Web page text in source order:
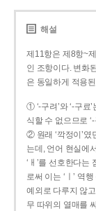
해설
제11항은 제8항~
인 조항이다. 변화
은 동일하게 적용
① ‘-구려’와 ‘-구료
식할 수 없으므로
② 원래 ‘깍정이’였
는데, 언어 현실에
‘ㅐ’를 선호한다는
로써 이는 ‘ㅣ’ 역
예외로 다루지 않
무 따위의 열매를